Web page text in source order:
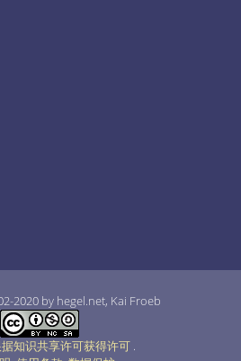
2020 by hegel.net, Kai Froeb
知识共享许可获得许可 .